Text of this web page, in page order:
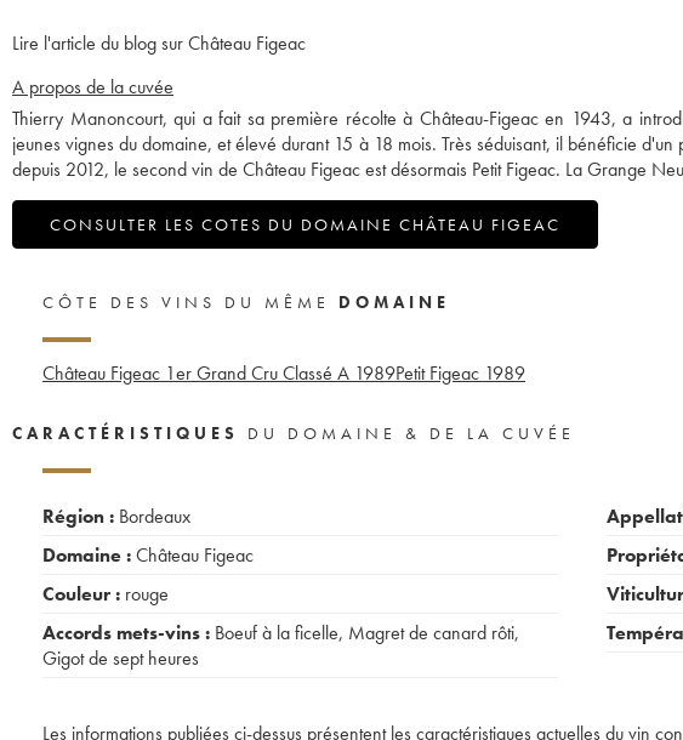
Lire l'article du blog sur Château Figeac
A propos de la cuvée
Thierry Manoncourt, qui a fait sa première récolte à Château-Figeac en 1943, a
jeunes vignes du domaine, et élevé durant 15 à 18 mois. Très séduisant, il bénéficie
depuis 2012, le second vin de Château Figeac est désormais Petit Figeac. La Grange
CONSULTER LES COTES DU DOMAINE CHÂTEAU FIGEAC
CÔTE DES VINS DU MÊME DOMAINE
Château Figeac 1er Grand Cru Classé A 1989Petit Figeac 1989
CARACTÉRISTIQUES DU DOMAINE & DE LA CUVÉE
Région : Bordeaux
Domaine :Château Figeac
Couleur : rouge
Accords mets-vins : Boeuf à la ficelle, Magret de canard rôti,
Gigot de sept heures
Les informations publiées ci-dessus présentent les caractéristiques actuelles du vin